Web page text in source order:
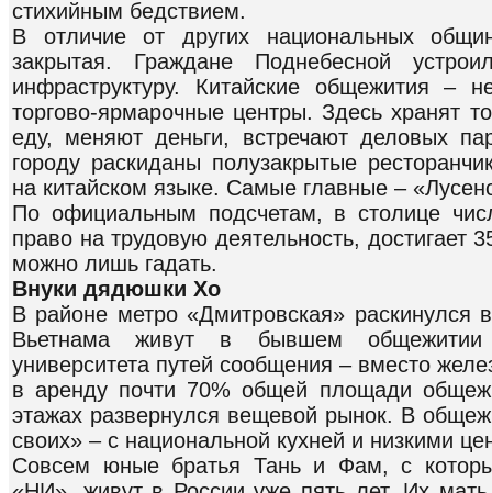
стихийным бедствием.
В отличие от других национальных
закрытая. Граждане Поднебесной
инфраструктуру. Китайские общежития –
торгово-ярмарочные центры. Здесь хранят
еду, меняют деньги, встречают деловых
городу раскиданы полузакрытые
на китайском языке. Самые главные –
По официальным подсчетам, в столице
право на трудовую деятельность,
можно лишь гадать.
Внуки дядюшки Хо
В районе метро «Дмитровская» раскинулся
Вьетнама живут в бывшем общежитии
университета путей сообщения – вместо
в аренду почти 70% общей площади
этажах развернулся вещевой рынок. В
своих» – с национальной кухней и низкими
Совсем юные братья Тань и Фам, с